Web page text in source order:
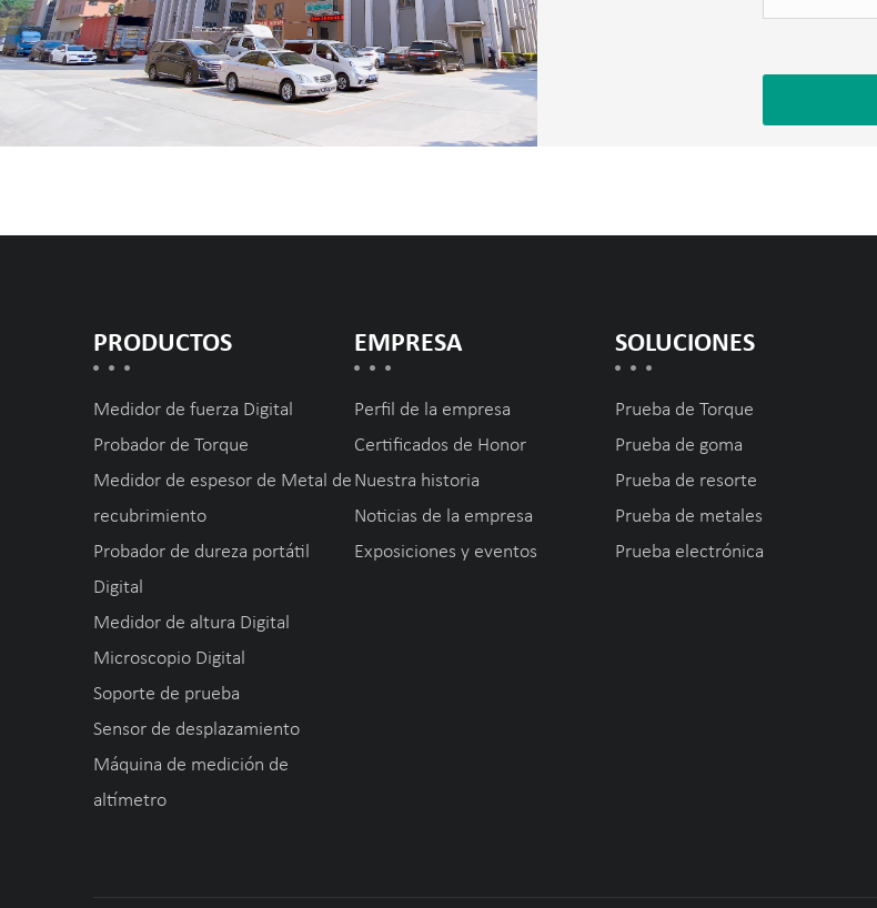
PRODUCTOS
Medidor de fuerza Digital
Probador de Torque
Medidor de espesor de Metal de
recubrimiento
Probador de dureza portátil
Digital
Medidor de altura Digital
Microscopio Digital
Soporte de prueba
Sensor de desplazamiento
Máquina de medición de
altímetro
EMPRESA
Perfil de la empresa
Certificados de Honor
Nuestra historia
Noticias de la empresa
Exposiciones y eventos
SOLUCIONES
Prueba de Torque
Prueba de goma
Prueba de resorte
Prueba de metales
Prueba electrónica